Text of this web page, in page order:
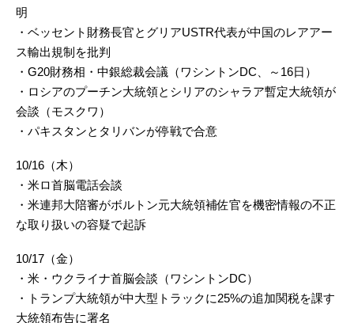
明
・ベッセント財務長官とグリアUSTR代表が中国のレアアー
ス輸出規制を批判
・G20財務相・中銀総裁会議（ワシントンDC、～16日）
・ロシアのプーチン大統領とシリアのシャラア暫定大統領が
会談（モスクワ）
・パキスタンとタリバンが停戦で合意
10/16（木）
・米ロ首脳電話会談
・米連邦大陪審がボルトン元大統領補佐官を機密情報の不正
な取り扱いの容疑で起訴
10/17（金）
・米・ウクライナ首脳会談（ワシントンDC）
・トランプ大統領が中大型トラックに25%の追加関税を課す
大統領布告に署名